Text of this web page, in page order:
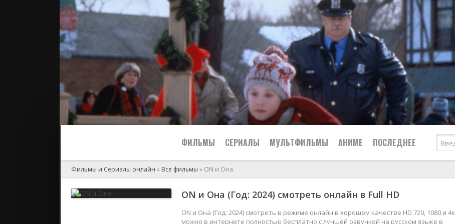
ФИЛЬМЫ
2024
Боевики
Военные
Мелодрамы
Приключения
СЕРИАЛЫ МУЛЬТФИЛЬМЫ АНИМЕ ПОСЛЕДНЕЕ
2024
Фильмы и Сериалы онлайн » Все фильмы » ON и Она
ON и Она (Год: 2024) смотреть онлайн в Full HD
ON и Она (Год: 2024) смотреть в режиме онлайн в хорошем качестве HD 720, 1080 и 4к
можно в интернете полностью бесплатно с лучшей озвучкой на русском языке в